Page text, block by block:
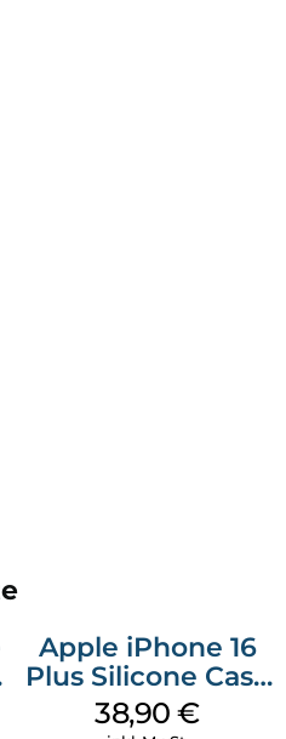
Apple iPhone 16
Plus Silicone Case
MagSafe Denim
38,90€